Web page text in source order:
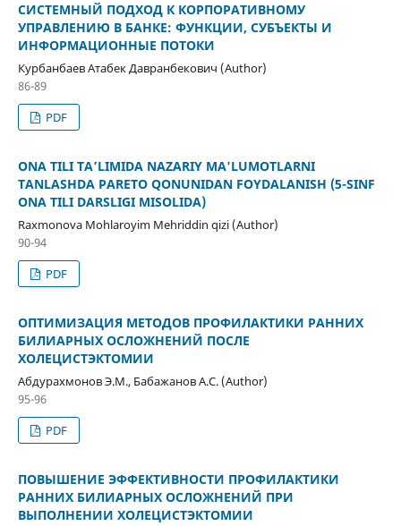
СИСТЕМНЫЙ ПОДХОД К КОРПОРАТИВНОМУ
УПРАВЛЕНИЮ В БАНКЕ: ФУНКЦИИ, СУБЪЕКТЫ И
ИНФОРМАЦИОННЫЕ ПОТОКИ
Курбанбаев Атабек Давранбекович (Author)
86-89
PDF
ONA TILI TA’LIMIDA NAZARIY MA'LUMOTLARNI
TANLASHDA PARETO QONUNIDAN FOYDALANISH (5-SINF
ONA TILI DARSLIGI MISOLIDA)
Raxmonova Mohlaroyim Mehriddin qizi (Author)
90-94
PDF
ОПТИМИЗАЦИЯ МЕТОДОВ ПРОФИЛАКТИКИ РАННИХ
БИЛИАРНЫХ ОСЛОЖНЕНИЙ ПОСЛЕ
ХОЛЕЦИСТЭКТОМИИ
Абдурахмонов Э.М., Бабажанов А.С. (Author)
95-96
PDF
ПОВЫШЕНИЕ ЭФФЕКТИВНОСТИ ПРОФИЛАКТИКИ
РАННИХ БИЛИАРНЫХ ОСЛОЖНЕНИЙ ПРИ
ВЫПОЛНЕНИИ ХОЛЕЦИСТЭКТОМИИ